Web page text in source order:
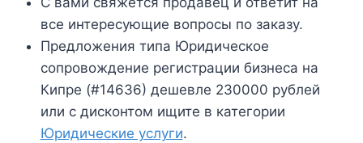
все интересующие вопросы по заказу.
Предложения типа Юридическое
сопровождение регистрации бизнеса на
Кипре (#14636) дешевле 230000 рублей
или с дисконтом ищите в категории
Юридические услуги.